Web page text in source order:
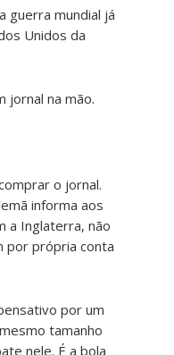
guerra mundial já
Unidos da
jornal na mão.
o jornal.
informa aos
a Inglaterra, não
por própria conta
por um
tamanho
nele. É a bola